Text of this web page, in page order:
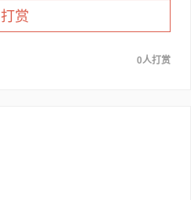
打赏
0人打赏